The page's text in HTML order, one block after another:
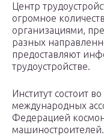
Центр
огромное
организациями,
разных
предоставляют
трудоустройстве.
Институт состоит
международных
Федерацией